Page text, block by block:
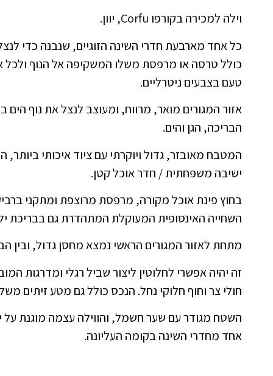
וילה למכירה בקורפו Corfu, יוון.
כל אחד מארבעת חדרי השינה הזוגיים, שנבנה כדי
כולל טרסה או מרפסת משלו המשקיפה אל הנוף
טעם בצבעים ניטרליים.
אזור המגורים מואר, מרווח, ומעוצב לנצל את נוף
הבריכה, הגן והים.
המטבח מאובזר, גדול ויוקרתי עם ציוד איכותי ביותר,
ישיבה משפחתית / חדר אוכל קטן.
בחוץ פינת אוכל מקורה, מרפסת מרוצפת ומתקני
השחייה האינסופית המעוקלת המתהדרת גם בבריכת
מתחת לאזור המגורים הראשי נמצא מחסן גדול, ובין
זה יהיה אפשרי לחלוטין ליצור שביל רגלי ומדרגות
חולי צר וחוף חלוקי נחל. הנכס כולל גם מטע זיתים
השטח מגודר עם שער חשמל, והווילה עצמה מוגנת על
אחד מחדרי השינה בקומה העליונה.